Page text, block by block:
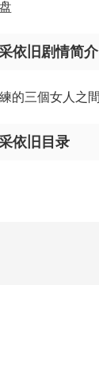
依旧剧情简介
的三個女人之
依旧目录